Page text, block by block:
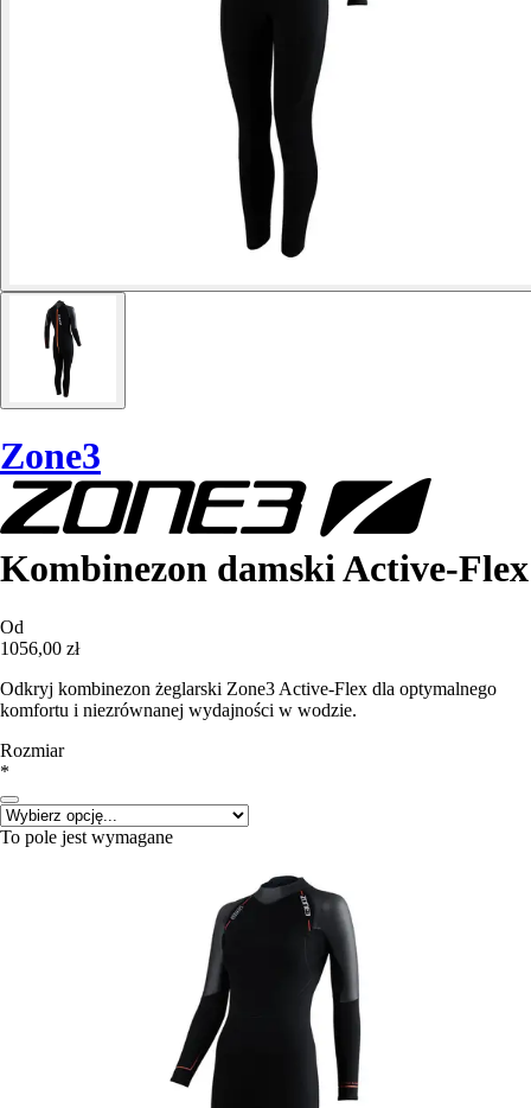
Zone3
Kombinezon damski Active-Flex
Od
1056,00 zł
Odkryj kombinezon żeglarski Zone3 Active-Flex dla optymalnego
komfortu i niezrównanej wydajności w wodzie.
Rozmiar
*
To pole jest wymagane